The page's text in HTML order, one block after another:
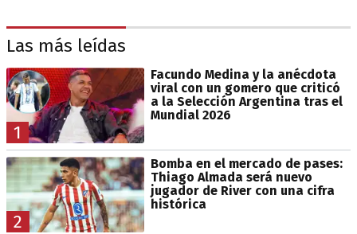
Las más leídas
1
Facundo Medina y la anécdota
viral con un gomero que criticó
a la Selección Argentina tras el
Mundial 2026
2
Bomba en el mercado de pases:
Thiago Almada será nuevo
jugador de River con una cifra
histórica